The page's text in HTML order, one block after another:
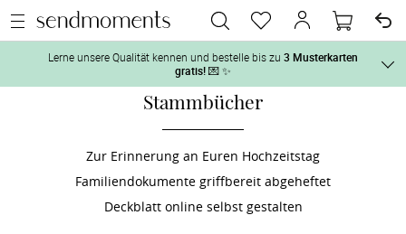
Lerne unsere Qualität kennen und bestelle bis zu 3 Musterkarten
gratis!💌 ✨
1. Wähle bis zu 3 Kartendesigns aus und gestalte sie nach Deinen
2. Aktiviere „kostenlose Musterkarte“ auf der jeweiligen
Produktseite und lasse Dir die Karten kostenlos per Post zusenden.
Stammbücher
Zur Erinnerung an Euren Hochzeitstag
Familiendokumente griffbereit abgeheftet
Deckblatt online selbst gestalten